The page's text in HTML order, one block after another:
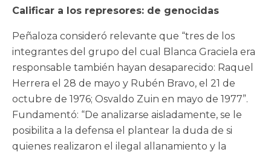
Calificar a los represores: de genocidas
Peñaloza consideró relevante que “tres de los
integrantes del grupo del cual Blanca Graciela era
responsable también hayan desaparecido: Raquel
Herrera el 28 de mayo y Rubén Bravo, el 21 de
octubre de 1976; Osvaldo Zuin en mayo de 1977”.
Fundamentó: “De analizarse aisladamente, se le
posibilita a la defensa el plantear la duda de si
quienes realizaron el ilegal allanamiento y la